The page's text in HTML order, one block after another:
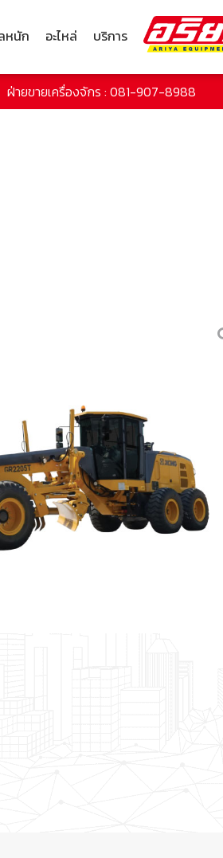
หนัก อะไหล่ บริการ
ฝ่ายขายเครื่องจักร : 081-907-8988